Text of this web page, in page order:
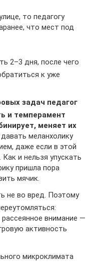
то педагогу
что мест под
2–3 дня, после чего
к уже
задач педагог
и темперамент
меняет их
меланхолику
даже если в этой
и нельзя упускать
пришла пора
мячик.
не во вред. Поэтому
внимание —
активность
микроклимата